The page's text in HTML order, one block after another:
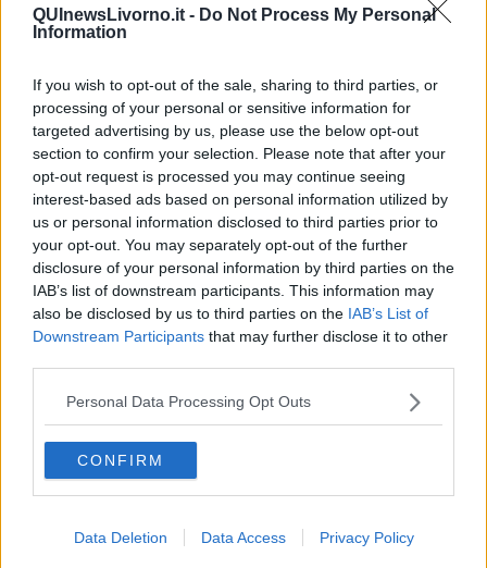
QUInewsLivorno.it - Do Not Process My Personal
Information
If you wish to opt-out of the sale, sharing to third parties, or
processing of your personal or sensitive information for
targeted advertising by us, please use the below opt-out
section to confirm your selection. Please note that after your
opt-out request is processed you may continue seeing
interest-based ads based on personal information utilized by
us or personal information disclosed to third parties prior to
your opt-out. You may separately opt-out of the further
disclosure of your personal information by third parties on the
IAB’s list of downstream participants. This information may
also be disclosed by us to third parties on the IAB’s List of
Downstream Participants that may further disclose it to other
Personal Data Processing Opt Outs
CONFIRM
Data Deletion Data Access Privacy Policy
Smooty, per migliorare mobilità in aree deboli
Uffici provinciali chiusi due giorni
Un rifugio per le donne vittime di violenza
Incidenti stradali sulla Geodetica
Livorno celebra la Difesa del Maggio 1849
Provincia, mercoledì è il giorno delle elezioni
Consiglio provinciale, ha votato il 57 per cento
Si è insediato il nuovo Consiglio provinciale
Consiglio provinciale e Assemblea dei sindaci
Consiglio provinciale dedicato al bilancio